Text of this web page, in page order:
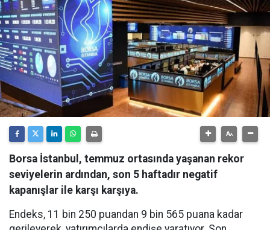
Borsa İstanbul, temmuz ortasında yaşanan rekor
seviyelerin ardından, son 5 haftadır negatif
kapanışlar ile karşı karşıya.
Endeks, 11 bin 250 puandan 9 bin 565 puana kadar